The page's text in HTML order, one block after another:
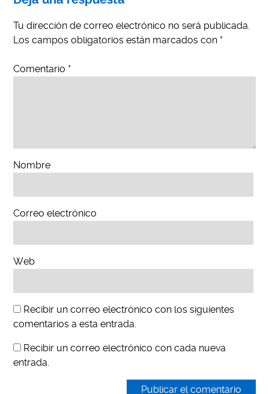
Tu dirección de correo electrónico no será publicada.
Los campos obligatorios están marcados con *
Comentario *
Nombre
Correo electrónico
Web
Recibir un correo electrónico con los siguientes
comentarios a esta entrada.
Recibir un correo electrónico con cada nueva
entrada.